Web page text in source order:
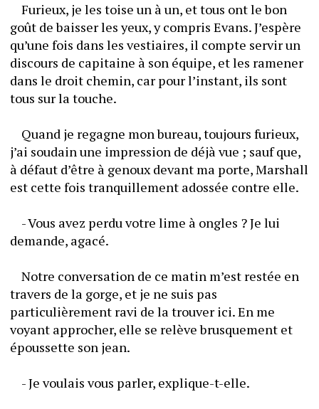
	Furieux, je les toise un à un, et tous ont le bon
goût de baisser les yeux, y compris Evans. J’espère
qu’une fois dans les vestiaires, il compte servir un
discours de capitaine à son équipe, et les ramener
dans le droit chemin, car pour l’instant, ils sont
tous sur la touche.
	Quand je regagne mon bureau, toujours furieux,
j’ai soudain une impression de déjà vue ; sauf que,
à défaut d’être à genoux devant ma porte, Marshall
est cette fois tranquillement adossée contre elle.
	- Vous avez perdu votre lime à ongles ? Je lui
demande, agacé.
	Notre conversation de ce matin m’est restée en
travers de la gorge, et je ne suis pas
particulièrement ravi de la trouver ici. En me
voyant approcher, elle se relève brusquement et
	- Je voulais vous parler, explique-t-elle.